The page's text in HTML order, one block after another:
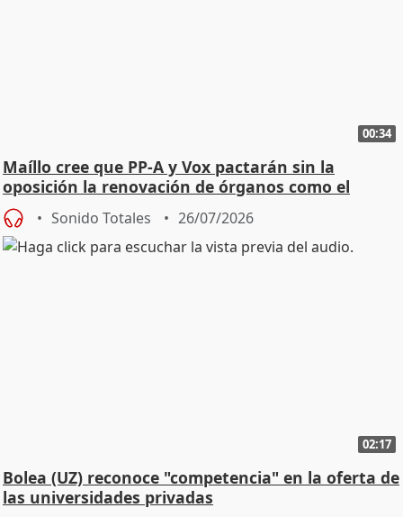
00:34
Maíllo cree que PP-A y Vox pactarán sin la
oposición la renovación de órganos como el
Defensor
Sonido Totales 26/07/2026
02:17
Bolea (UZ) reconoce "competencia" en la oferta de
las universidades privadas